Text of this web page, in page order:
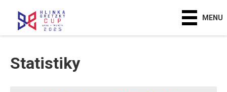
MENU
Statistiky